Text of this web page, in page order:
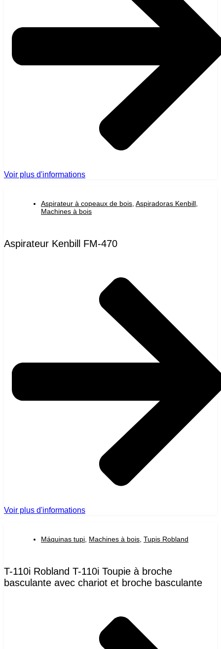
Voir plus d'informations
Aspirateur à copeaux de bois, Aspiradoras Kenbill,
Machines à bois
Aspirateur Kenbill FM-470
Voir plus d'informations
Máquinas tupi Machines à bois Tupis Robland
T-110i Robland T-110i Toupie à broche
basculante avec chariot et broche basculante